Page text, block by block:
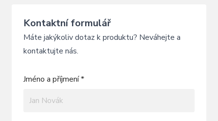
Kontaktní formulář
Máte jakýkoliv dotaz k produktu? Neváhejte a
kontaktujte nás.
Jméno a příjmení *